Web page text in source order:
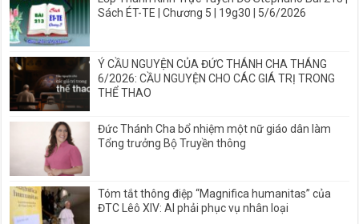
Sách ÉT-TE | Chương 5 | 19g30 | 5/6/2026
Ý CẦU NGUYỆN CỦA ĐỨC THÁNH CHA THÁNG
6/2026: CẦU NGUYỆN CHO CÁC GIÁ TRỊ TRONG
THỂ THAO
Đức Thánh Cha bổ nhiệm một nữ giáo dân làm
Tổng trưởng Bộ Truyền thông
Tóm tắt thông điệp “Magnifica humanitas” của
ĐTC Lêô XIV: AI phải phục vụ nhân loại